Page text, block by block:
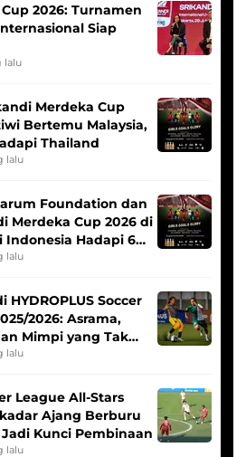
2026: Turnamen
Siap
lalu
Merdeka Cup
Bertemu Malaysia,
Thailand
lalu
Foundation dan
Merdeka Cup 2026 di
Indonesia Hadapi 6
lalu
HYDROPLUS Soccer
2026: Asrama,
Mimpi yang Tak
lalu
League All-Stars
Ajang Berburu
Kunci Pembinaan
lalu